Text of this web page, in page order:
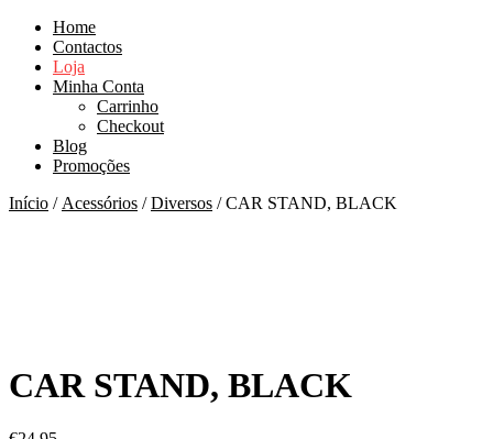
Home
Contactos
Loja
Minha Conta
Carrinho
Checkout
Blog
Promoções
Início / Acessórios /Diversos / CAR STAND, BLACK
CAR STAND, BLACK